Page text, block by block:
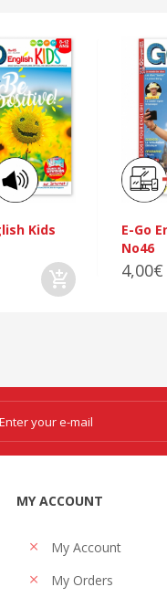
Kids
E-Go
No46
4,00€
MY ACCOUNT
My Account
My Orders